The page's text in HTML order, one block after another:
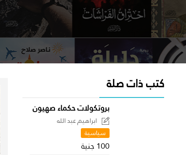
كتب ذات صلة
بروتكولات حكماء صهيون
ابراهيم عبد الله
سياسية
100 جنية